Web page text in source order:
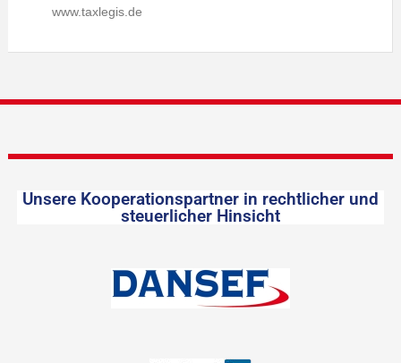
www.taxlegis.de
Unsere Kooperationspartner in rechtlicher und
steuerlicher Hinsicht